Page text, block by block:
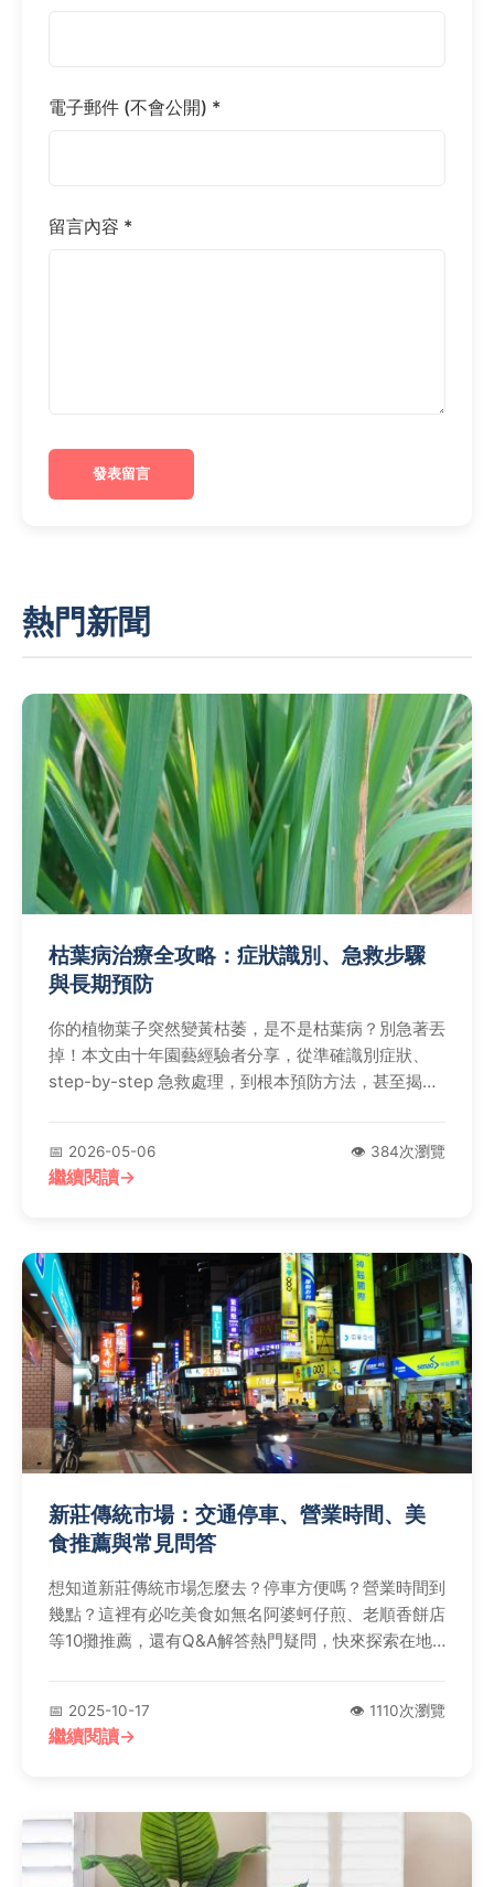
電子郵件 (不會公開) *
留言內容 *
發表留言
熱門新聞
枯葉病治療全攻略：症狀識別、急救步驟
與長期預防
你的植物葉子突然變黃枯萎，是不是枯葉病？別急著丟
掉！本文由十年園藝經驗者分享，從準確識別症狀、
step-by-step 急救處理，到根本預防方法，甚至揭露
📅 2026-05-06 👁️ 384次瀏覽
繼續閱讀
新莊傳統市場：交通停車、營業時間、美
食推薦與常見問答
想知道新莊傳統市場怎麼去？停車方便嗎？營業時間到
幾點？這裡有必吃美食如無名阿婆蚵仔煎、老順香餅店
等10攤推薦，還有Q&A解答熱門疑問，快來探索在地
📅 2025-10-17 👁️ 1110次瀏覽
繼續閱讀